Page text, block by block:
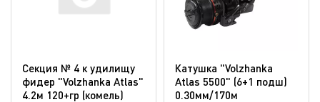
Секция № 4 к удилищу
фидер "Volzhanka Atlas"
4.2м 120+гр (комель)
Катушка "Volzhanka
Atlas 5500" (6+1 подш)
0.30мм/170м